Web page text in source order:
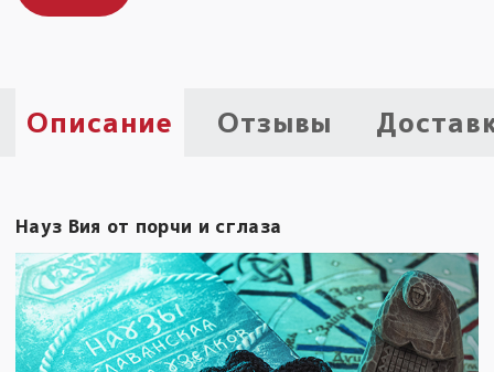
Безоплатная доставка
на заказ от 4 тыс. руб. со скидкой
Оберег в подарок
к заказу от 3 тыс. руб.
Описание Отзывы
Науз Вия от порчи и сглаза